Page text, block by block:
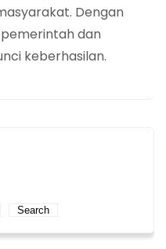
Dengan
dan
keberhasilan.
Search